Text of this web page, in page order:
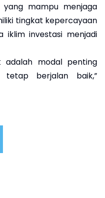
mampu menjaga
tingkat kepercayaan
iklim investasi menjadi
adalah modal penting
tetap berjalan baik,”